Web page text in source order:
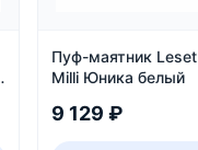
Пуф-маятник Leset
Milli Юника белый
9 129 ₽